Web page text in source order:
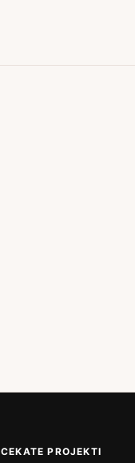
CEKATE PROJEKTI